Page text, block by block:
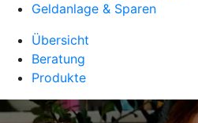
Geldanlage & Sparen
Übersicht
Beratung
Produkte